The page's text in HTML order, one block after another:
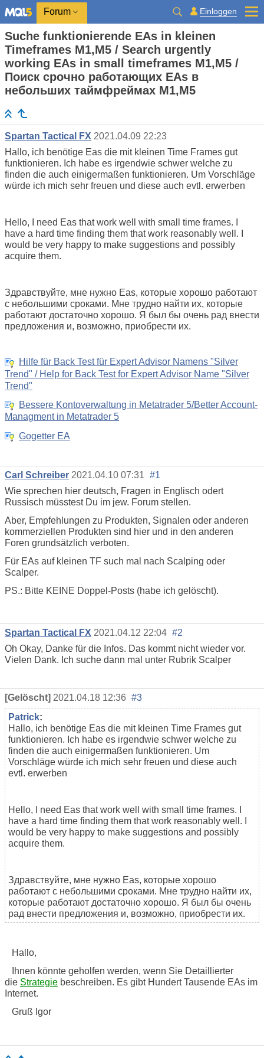
Forum Einloggen
Suche funktionierende EAs in kleinen
Timeframes M1,M5 / Search urgently
working EAs in small timeframes M1,M5 /
Поиск срочно работающих EAs в
небольших таймфреймах M1,M5
Spartan Tactical FX 2021.04.09 22:23
Hallo, ich benötige Eas die mit kleinen Time Frames gut
funktionieren. Ich habe es irgendwie schwer welche zu
finden die auch einigermaßen funktionieren. Um Vorschläge
würde ich mich sehr freuen und diese auch evtl. erwerben
Hello, I need Eas that work well with small time frames. I
have a hard time finding them that work reasonably well. I
would be very happy to make suggestions and possibly
acquire them.
Здравствуйте, мне нужно Eas, которые хорошо работают
с небольшими сроками. Мне трудно найти их, которые
работают достаточно хорошо. Я был бы очень рад внести
предложения и, возможно, приобрести их.
Hilfe für Back Test für Expert Advisor Namens "Silver
Trend" / Help for Back Test for Expert Advisor Name "Silver
Trend"
Bessere Kontoverwaltung in Metatrader 5/Better Account-
Managment in Metatrader 5
Gogetter EA
Carl Schreiber 2021.04.10 07:31 #1
Wie sprechen hier deutsch, Fragen in Englisch odert
Russisch müsstest Du im jew. Forum stellen.
Aber, Empfehlungen zu Produkten, Signalen oder anderen
kommerziellen Produkten sind hier und in den anderen
Foren grundsätzlich verboten.
Für EAs auf kleinen TF such mal nach Scalping oder
Scalper.
PS.: Bitte KEINE Doppel-Posts (habe ich gelöscht).
Spartan Tactical FX 2021.04.12 22:04 #2
Oh Okay, Danke für die Infos. Das kommt nicht wieder vor.
Vielen Dank. Ich suche dann mal unter Rubrik Scalper
[Gelöscht] 2021.04.18 12:36 #3
Patrick:
Hallo, ich benötige Eas die mit kleinen Time Frames gut
funktionieren. Ich habe es irgendwie schwer welche zu
finden die auch einigermaßen funktionieren. Um
Vorschläge würde ich mich sehr freuen und diese auch
evtl. erwerben
Hello, I need Eas that work well with small time frames. I
have a hard time finding them that work reasonably well. I
would be very happy to make suggestions and possibly
acquire them.
Здравствуйте, мне нужно Eas, которые хорошо
работают с небольшими сроками. Мне трудно найти их,
которые работают достаточно хорошо. Я был бы очень
рад внести предложения и, возможно, приобрести их.
Hallo,
Ihnen könnte geholfen werden, wenn Sie Detaillierter
die Strategie beschreiben. Es gibt Hundert Tausende EAs im
Internet.
Gruß Igor